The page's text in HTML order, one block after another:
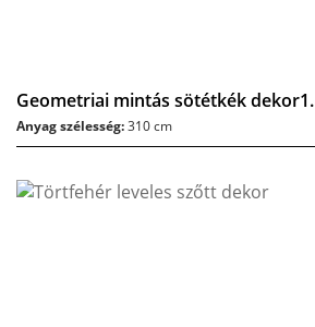
Geometriai mintás sötétkék dekor1.
Anyag szélesség:310 cm